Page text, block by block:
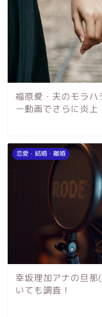
福原愛・夫のモラ
ー動画でさらに炎上
恋愛・結婚・離婚
幸坂理加アナの旦
いても調査！